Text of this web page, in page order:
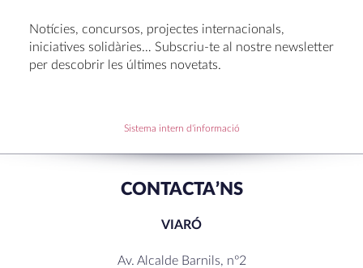
Oficis de Setmana Santa 2025
Premi al Pessebre d’Infantil 2024
RECENT COMMENTS
Notícies, concursos, projectes internacionals,
iniciatives solidàries… Subscriu-te al nostre newsletter
per descobrir les últimes novetats.
Sistema intern d'informació
CONTACTA’NS
VIARÓ
Av. Alcalde Barnils, nº2